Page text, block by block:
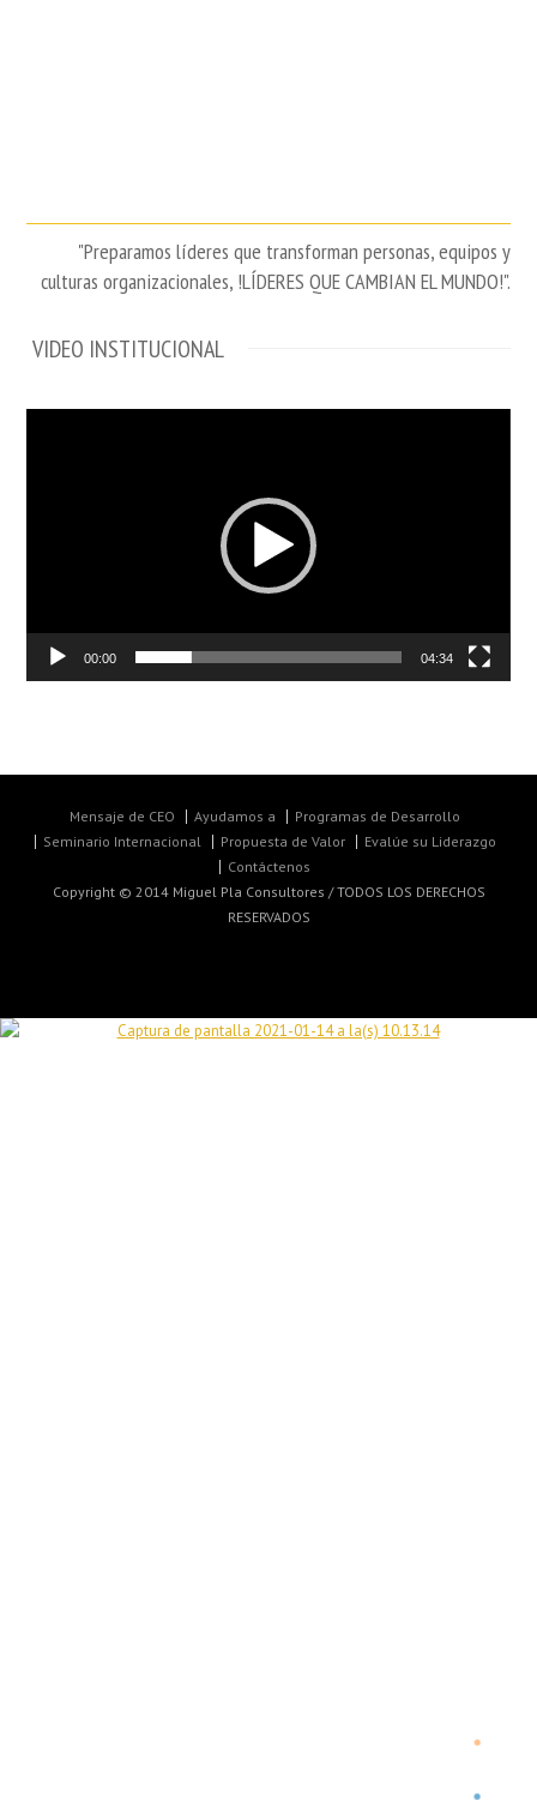
"Preparamos líderes que transforman personas, equipos y
culturas organizacionales, !LÍDERES QUE CAMBIAN EL MUNDO!".
VIDEO INSTITUCIONAL
00:00 04:34
Mensaje de CEO Ayudamos a
Programas de Desarrollo
Seminario Internacional
Propuesta de Valor
Evalúe su Liderazgo
Contáctenos
Copyright © 2014 Miguel Pla Consultores / TODOS LOS DERECHOS
RESERVADOS